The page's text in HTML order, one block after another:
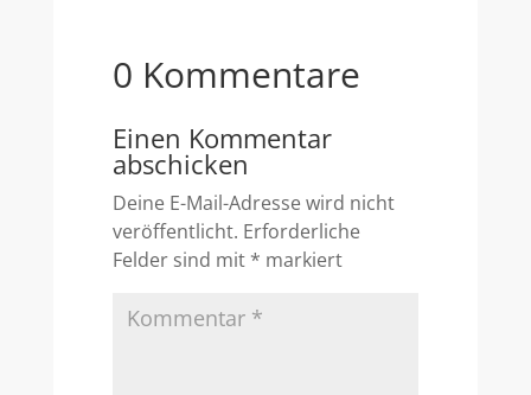
0 Kommentare
Einen Kommentar
abschicken
Deine E-Mail-Adresse wird nicht
veröffentlicht. Erforderliche
Felder sind mit * markiert